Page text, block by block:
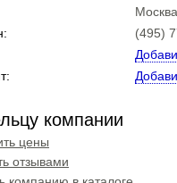
(495)
компании
цены
отзывами